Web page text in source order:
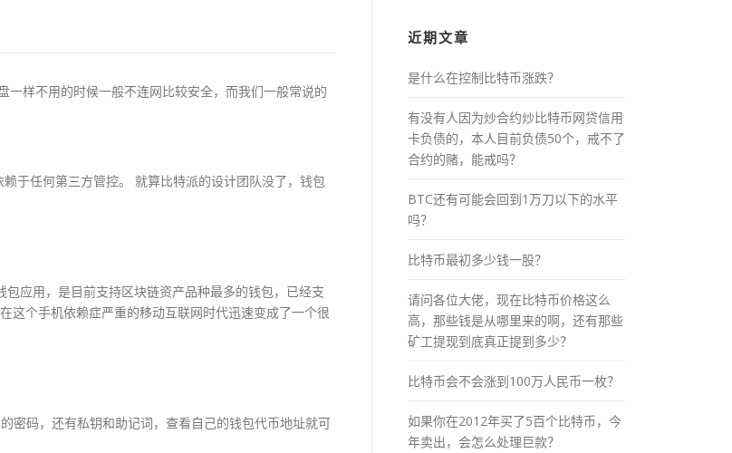
样不用的时候一般不连网比较安全，而我们一般常说的
于任何第三方管控。 就算比特派的设计团队没了，钱包
应用，是目前支持区块链资产品种最多的钱包，已经支
这个手机依赖症严重的移动互联网时代迅速变成了一个很
密码，还有私钥和助记词，查看自己的钱包代币地址就可
近期文章
是什么在控制比特币涨跌？
有没有人因为炒合约炒比特币网贷信用
卡负债的，本人目前负债50个，戒不了
合约的赌，能戒吗？
BTC还有可能会回到1万刀以下的水平
吗？
比特币最初多少钱一股？
请问各位大佬，现在比特币价格这么
高，那些钱是从哪里来的啊，还有那些
矿工提现到底真正提到多少？
比特币会不会涨到100万人民币一枚？
如果你在2012年买了5百个比特币，今
年卖出，会怎么处理巨款？